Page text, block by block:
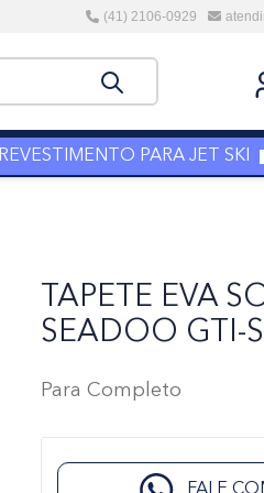
(41) 2106-0929
REVESTIMENTO PARA JET SKI
TAPETE EVA
SEADOO GTI-
Para Completo